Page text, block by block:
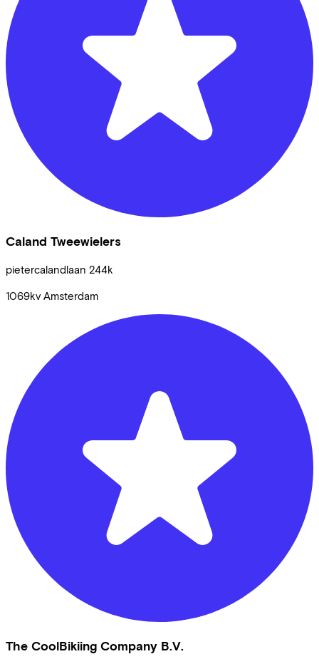
Caland Tweewielers
pietercalandlaan 244k
1069kv Amsterdam
The CoolBikiing Company B.V.